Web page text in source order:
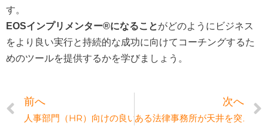
す。
EOSインプリメンター®になることがどのようにビジネス
をより良い実行と持続的な成功に向けてコーチングするた
めのツールを提供するかを学びましょう。
人事部門（HR）向けの良い指標（測定可能な数字）の見つ
ある法律事務所が天井を突き破